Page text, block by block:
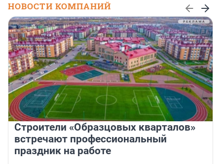
НОВОСТИ КОМПАНИЙ
Строители «Образцовых кварталов»
встречают профессиональный
праздник на работе